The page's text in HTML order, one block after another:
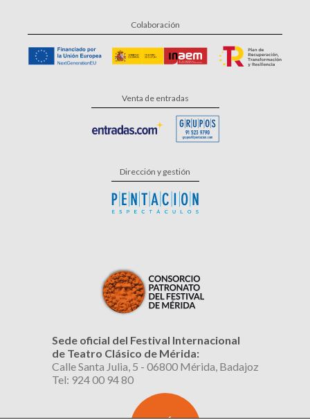
Colaboración
Venta de entradas
Dirección y gestión
Sede oficial del Festival Internacional
de Teatro Clásico de Mérida:
Calle Santa Julia, 5 - 06800 Mérida, Badajoz
Tel: 924 00 94 80